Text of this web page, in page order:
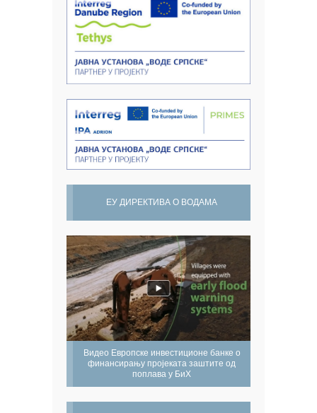
ЕУ ДИРЕКТИВА О ВОДАМА
Видео Европске инвестиционе банке о
финансирању пројеката заштите од
поплава у БиХ